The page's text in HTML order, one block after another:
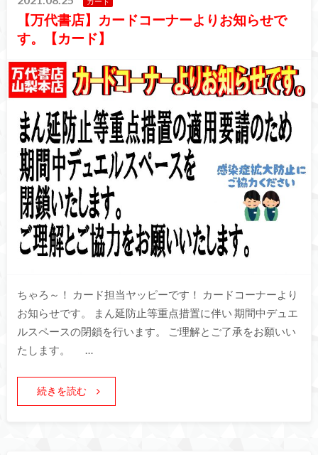
【万代書店】カードコーナーよりお知らせで
す。【カード】
ちゃろ～！ カード担当ヤッピーです！ カードコーナーより
お知らせです。 まん延防止等重点措置に伴い 期間中デュエ
ルスペースの閉鎖を行います。 ご理解とご了承をお願いい
たします。 …
続きを読む